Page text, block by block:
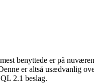
benyttede er på
er altså usædvanlig
2.1 beslag.